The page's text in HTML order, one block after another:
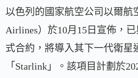
以色列的國家航空公司以爾航
Airlines）於10月15日宣佈，已
式合約，將導入其下一代衛星
「Starlink」。該項目計劃於